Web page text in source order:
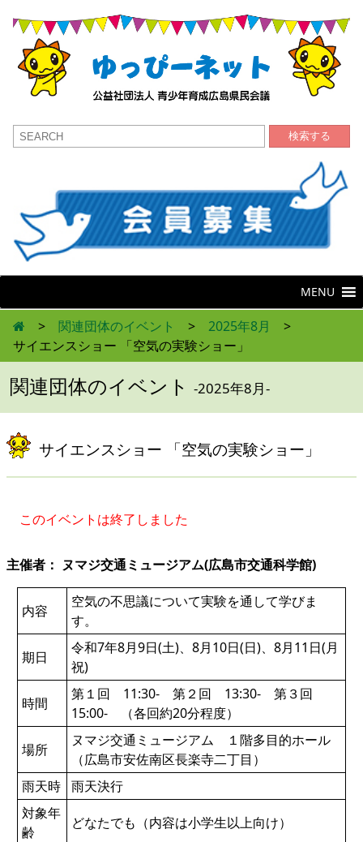
検索する
MENU
> 関連団体のイベント > 2025年8月
>
サイエンスショー 「空気の実験ショー」
関連団体のイベント -2025年8月-
サイエンスショー 「空気の実験ショー」
このイベントは終了しました
主催者： ヌマジ交通ミュージアム(広島市交通科学館)
内容
空気の不思議について実験を通して学びま
す。
期日
令和7年8月9日(土)、8月10日(日)、8月11日(月
祝)
時間
第１回 11:30- 第２回 13:30- 第３回
15:00- （各回約20分程度）
場所
ヌマジ交通ミュージアム １階多目的ホール
（広島市安佐南区長楽寺二丁目）
雨天時
雨天決行
対象年
齢
どなたでも（内容は小学生以上向け）